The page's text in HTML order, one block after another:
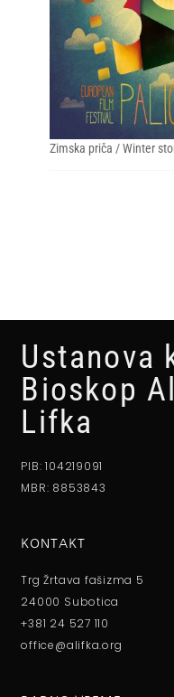
Zimska priča / Winter
Ustanova
Bioskop
Lifka
PIB: 104219091
MBR: 8853843
KONTAKT
Trg Žrtava fašizma 5
24000 Subotica
+381 24 527 110
office@alifka.org